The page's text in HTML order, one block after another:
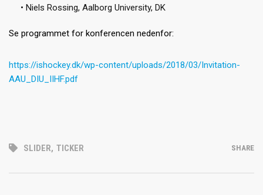
• Niels Rossing, Aalborg University, DK
Se programmet for konferencen nedenfor:
https://ishockey.dk/wp-content/uploads/2018/03/Invitation-
AAU_DIU_IIHF.pdf
SLIDER, TICKER SHARE